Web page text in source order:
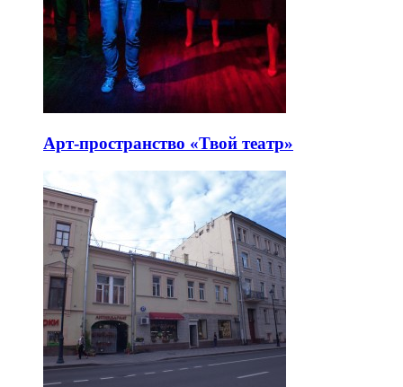
Арт-пространство «Твой театр»